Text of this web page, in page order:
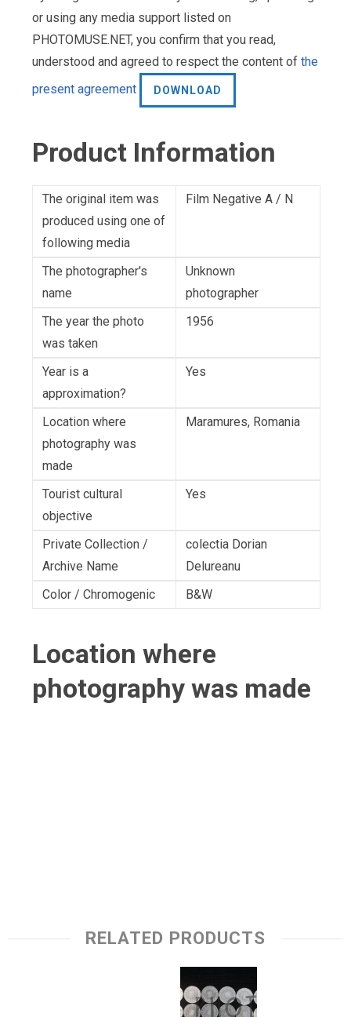
or using any media support listed on
PHOTOMUSE.NET, you confirm that you read,
understood and agreed to respect the content of the
present agreement
DOWNLOAD
Product Information
The original item was
produced using one of
following media
Film Negative A / N
The photographer's
name
Unknown
photographer
The year the photo
was taken
1956
Year is a
approximation?
Yes
Location where
photography was
made
Maramures, Romania
Tourist cultural
objective
Yes
Private Collection /
Archive Name
colectia Dorian
Delureanu
Color / Chromogenic
B&W
Location where
photography was made
RELATED PRODUCTS